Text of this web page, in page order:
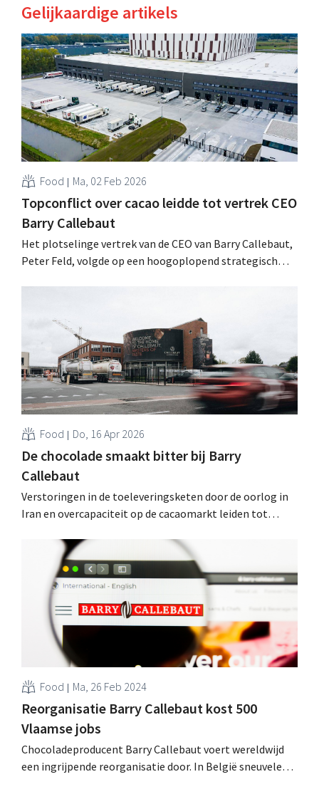
Gelijkaardige artikels
Food Ma, 02 Feb 2026
Topconflict over cacao leidde tot vertrek CEO
Barry Callebaut
Het plotselinge vertrek van de CEO van Barry Callebaut,
Peter Feld, volgde op een hoogoplopend strategisch
splitsen. .
Food Do, 16 Apr 2026
De chocolade smaakt bitter bij Barry
Callebaut
Verstoringen in de toeleveringsketen door de oorlog in
Iran en overcapaciteit op de cacaomarkt leiden tot
Barry Callebaut, die slechts lichte beterschap verwacht
in de tweede helft van zijn boekjaar. .
Food Ma, 26 Feb 2024
Reorganisatie Barry Callebaut kost 500
Vlaamse jobs
Chocoladeproducent Barry Callebaut voert wereldwijd
een ingrijpende reorganisatie door. In België sneuvelen